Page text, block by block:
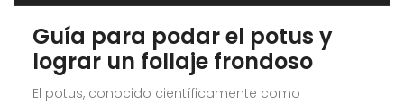
Guía para podar el potus y
lograr un follaje frondoso
El potus, conocido científicamente como